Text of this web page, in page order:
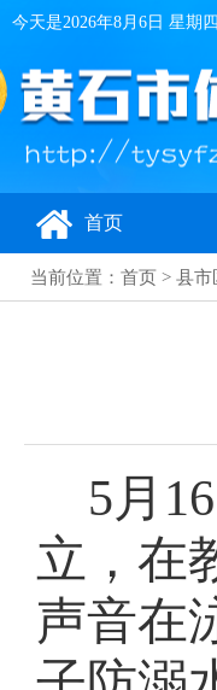
今天是2026年8月6日 星期四
首页
当前位置： 首页 > 县市
5月
立 ， 在
声音在